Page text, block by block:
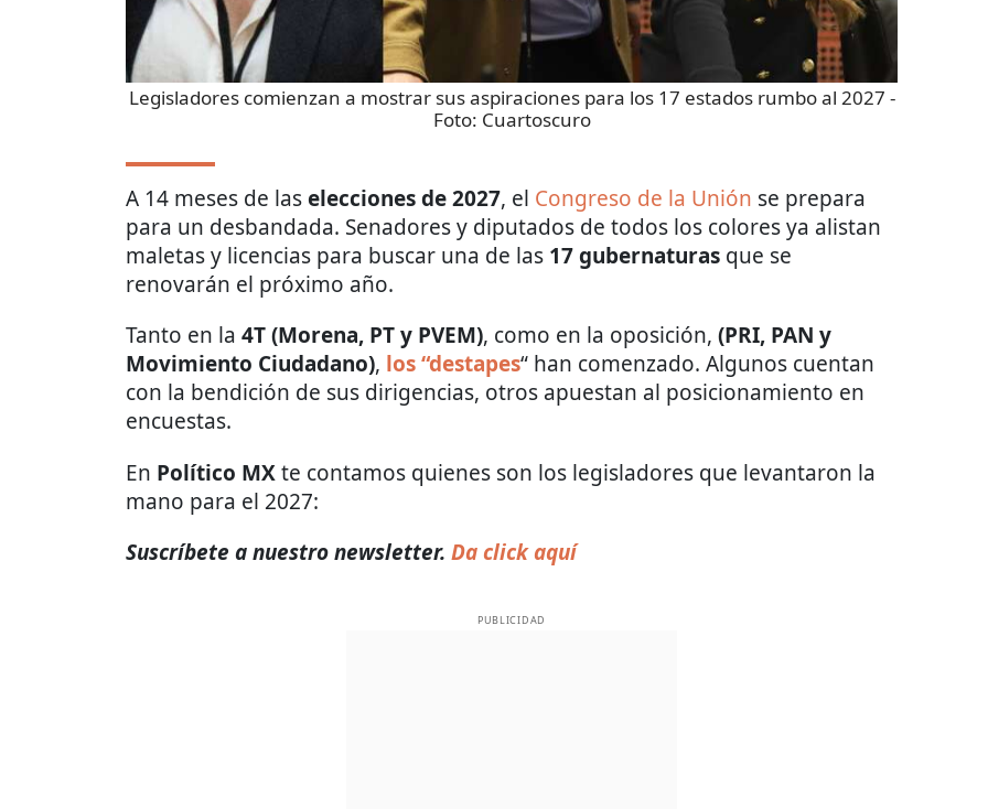
Legisladores comienzan a mostrar sus aspiraciones para los 17 estados rumbo al 2027 -
Foto: Cuartoscuro
A 14 meses de laselecciones de 2027, el Congreso de la Unión se prepara
para un desbandada. Senadores y diputados de todos los colores ya alistan
maletas y licencias para buscar una de las 17 gubernaturas que se
renovarán el próximo año.
Tanto en la 4T (Morena, PT y PVEM), como en la oposición, (PRI, PAN y
Movimiento Ciudadano), los “destapes“ han comenzado. Algunos cuentan
con la bendición de sus dirigencias, otros apuestan al posicionamiento en
encuestas.
En Político MXte contamos quienes son los legisladores que levantaron la
mano para el 2027:
Suscríbete a nuestro newsletter. Da click aquí
PUBLICIDAD